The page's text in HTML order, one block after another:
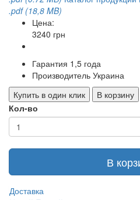
.pdf (18,8 MB)
Цена:
3240 грн
Гарантия 1,5 года
Производитель Украина
Купить в один клик
В корзину
Кол-во
В
Доставка